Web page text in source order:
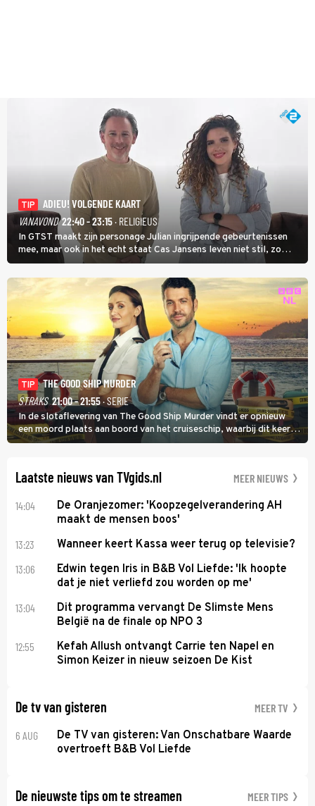
TIP
ADIEU! VOLGENDE KAART
VANAVOND 22:40 - 23:15· RELIGIEUS
In GTST maakt zijn personage Julian ingrijpende gebeurtenissen
mee, maar ook in het echt staat Cas Jansens leven niet stil, zo
vertelt hij in Adieu! Volgende Kaart.
TIP
THE GOOD SHIP MURDER
STRAKS 21:00 - 21:55· SERIE
In de slotaflevering van The Good Ship Murder vindt er opnieuw
een moord plaats aan boord van het cruiseschip, waarbij dit keer
een bemanningslid het slachtoffer is en kapitein Marlowe de dader
Laatste nieuws van TVgids.nl MEER NIEUWS
14:04
De Oranjezomer: 'Koopzegelverandering AH
maakt de mensen boos'
13:23 Wanneer keert Kassa weer terug op televisie?
13:06
Edwin tegen Iris in B&B Vol Liefde: 'Ik hoopte
dat je niet verliefd zou worden op me'
13:04
Dit programma vervangt De Slimste Mens
België na de finale op NPO 3
12:55
Kefah Allush ontvangt Carrie ten Napel en
Simon Keizer in nieuw seizoen De Kist
De tv van gisteren MEER TV
6 AUG
De TV van gisteren: Van Onschatbare Waarde
overtroeft B&B Vol Liefde
De nieuwste tips om te streamen MEER TIPS